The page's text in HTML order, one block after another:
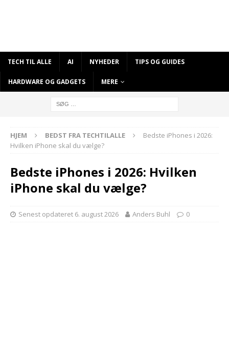
TECH TIL ALLE AI NYHEDER TIPS OG GUIDES
HARDWARE OG GADGETS MERE
HJEM BEDST FRA TECHTILALLE
Bedste iPhones i 2026:
Hvilken iPhone skal du vælge?
Bedste iPhones i 2026: Hvilken
iPhone skal du vælge?
Senest opdateret 6. august 2026 Anders Buhl 0